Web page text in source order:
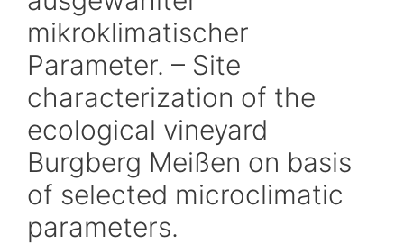
mikroklimatischer
Parameter. – Site
characterization of the
ecological vineyard
Burgberg Meißen on basis
of selected microclimatic
parameters.